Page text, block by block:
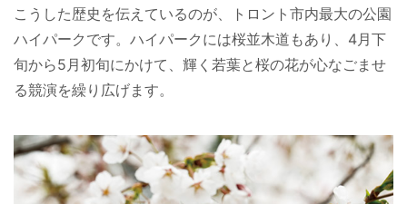
こうした歴史を伝えているのが、トロント市内最大の公園
ハイパークです。ハイパークには桜並木道もあり、4月下
旬から5月初旬にかけて、輝く若葉と桜の花が心なごませ
る競演を繰り広げます。